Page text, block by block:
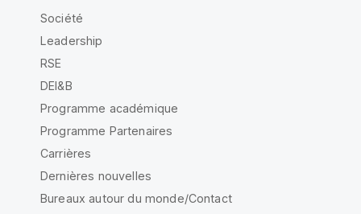
Société
Leadership
RSE
DEI&B
Programme académique
Programme Partenaires
Carrières
Dernières nouvelles
Bureaux autour du monde/Contact